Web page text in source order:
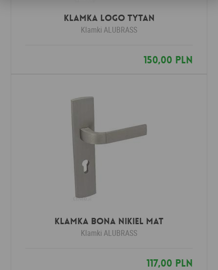
Klamka LOGO tytan
KlamkiALUBRASS
150,00 PLN
Klamka BONA nikiel mat
KlamkiALUBRASS
117,00 PLN